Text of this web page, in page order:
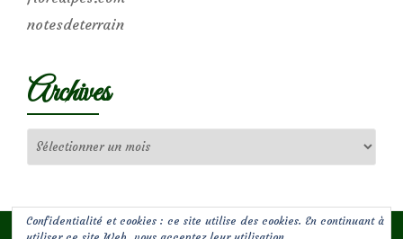
notesdeterrain
Archives
Confidentialité et cookies : ce site utilise des cookies. En continuant à